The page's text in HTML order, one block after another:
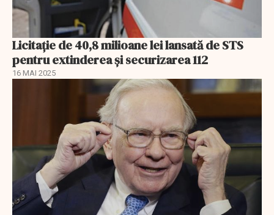
Licitație de 40,8 milioane lei lansată de STS
pentru extinderea și securizarea 112
16 MAI 2025